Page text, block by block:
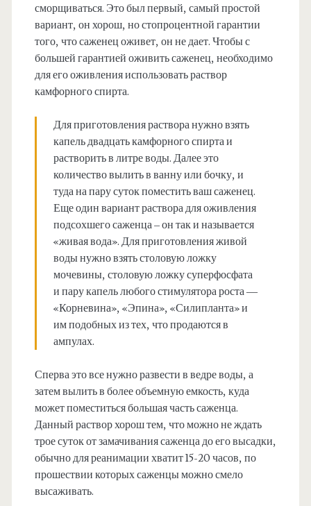
сморщиваться. Это был первый, самый простой
вариант, он хорош, но стопроцентной гарантии
того, что саженец оживет, он не дает. Чтобы с
большей гарантией оживить саженец, необходимо
для его оживления использовать раствор
камфорного спирта.
Для приготовления раствора нужно взять
капель двадцать камфорного спирта и
растворить в литре воды. Далее это
количество вылить в ванну или бочку, и
туда на пару суток поместить ваш саженец.
Еще один вариант раствора для оживления
подсохшего саженца – он так и называется
«живая вода». Для приготовления живой
воды нужно взять столовую ложку
мочевины, столовую ложку суперфосфата
и пару капель любого стимулятора роста —
«Корневина», «Эпина», «Силипланта» и
им подобных из тех, что продаются в
ампулах.
Сперва это все нужно развести в ведре воды, а
затем вылить в более объемную емкость, куда
может поместиться большая часть саженца.
Данный раствор хорош тем, что можно не ждать
трое суток от замачивания саженца до его высадки,
обычно для реанимации хватит 15-20 часов, по
прошествии которых саженцы можно смело
высаживать.